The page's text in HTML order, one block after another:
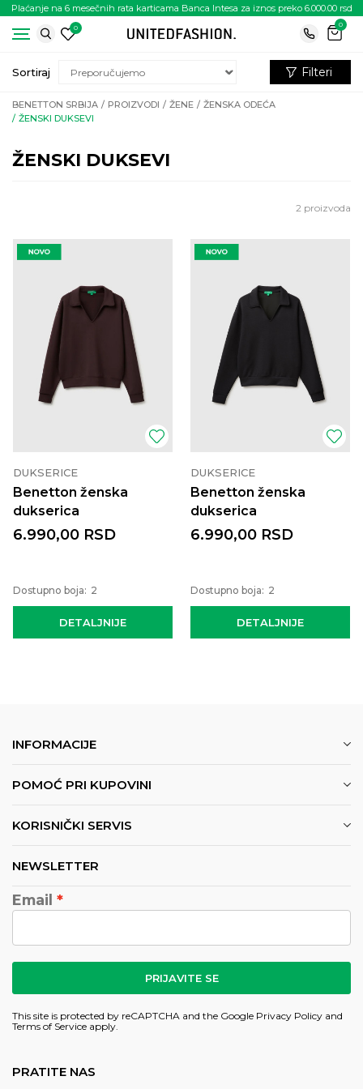
Plaćanje na 6 mesečnih rata karticama Banca Intesa za iznos preko 6.000.00 rsd
0
0
BENETTON SRBIJA PROIZVODI ŽENE
ŽENSKA ODEĆA
ŽENSKI DUKSEVI
ŽENSKI DUKSEVI
Sortiraj Filteri
2 proizvoda
DUKSERICE
Benetton ženska
dukserica
DETALJNIJE
6.990,00 RSD
Dostupno boja: 2
DUKSERICE
Benetton ženska
dukserica
DETALJNIJE
6.990,00 RSD
Dostupno boja: 2
INFORMACIJE
POMOĆ PRI KUPOVINI
KORISNIČKI SERVIS
NEWSLETTER
Email
PRIJAVITE SE
This site is protected by reCAPTCHA and the Google Privacy Policy and
Terms of Service apply.
PRATITE NAS